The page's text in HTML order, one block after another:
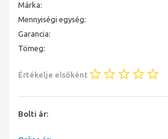
Márka:
Mennyiségi egység:
Garancia:
Tömeg:
Értékelje elsőként
Bolti ár: